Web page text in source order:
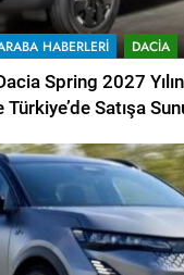
HABERLERI DACIA
Spring 2027
Türkiye’de Satışa